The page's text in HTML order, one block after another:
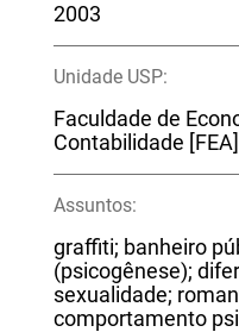
2003
Unidade USP:
Faculdade de
Contabilidade [FEA]
Assuntos:
graffiti; banheiro
(psicogênese);
sexualidade;
comportamento